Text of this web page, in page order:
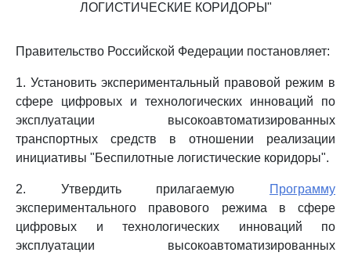
ЛОГИСТИЧЕСКИЕ КОРИДОРЫ"
Правительство Российской Федерации постановляет:
1. Установить экспериментальный правовой режим в
сфере цифровых и технологических инноваций по
эксплуатации высокоавтоматизированных
транспортных средств в отношении реализации
инициативы "Беспилотные логистические коридоры".
2. Утвердить прилагаемую
Программу
экспериментального правового режима в сфере
цифровых и технологических инноваций по
эксплуатации высокоавтоматизированных